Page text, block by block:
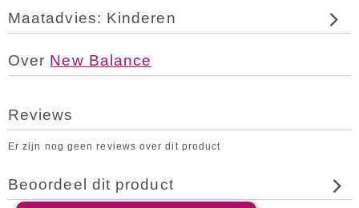
Maatadvies: Kinderen
Over New Balance
Reviews
Er zijn nog geen reviews over dit product
Beoordeel dit product